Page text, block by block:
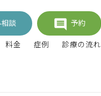
相談 予約
料金 症例 診療の流れ